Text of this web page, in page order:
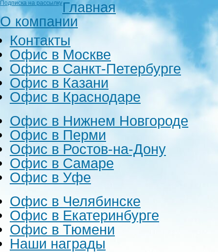
Подписка на рассылкуГлавная
О компании
Контакты
Офис в Москве
Офис в Санкт-Петербурге
Офис в Казани
Офис в Краснодаре
Офис в Нижнем Новгороде
Офис в Перми
Офис в Ростов-на-Дону
Офис в Самаре
Офис в Уфе
Офис в Челябинске
Офис в Екатеринбурге
Офис в Тюмени
Наши награды